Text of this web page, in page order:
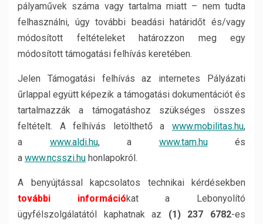
pályaművek száma vagy tartalma miatt – nem tudta
felhasználni, úgy további beadási határidőt és/vagy
módosított feltételeket határozzon meg egy
módosított támogatási felhívás keretében.
Jelen Támogatási felhívás az internetes Pályázati
űrlappal együtt képezik a támogatási dokumentációt és
tartalmazzák a támogatáshoz szükséges összes
feltételt. A felhívás letölthető a www.mobilitas.hu,
a www.aldi.hu, a www.tam.hués
a www.ncsszi.hu honlapokról.
A benyújtással kapcsolatos technikai kérdésekben
további információkat a Lebonyolító
ügyfélszolgálatától kaphatnak az (1) 237 6782-es